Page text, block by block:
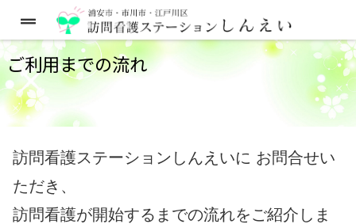
ご利用までの流れ
訪問看護ステーションしんえいに お問合せい
ただき、
訪問看護が開始するまでの流れをご紹介しま